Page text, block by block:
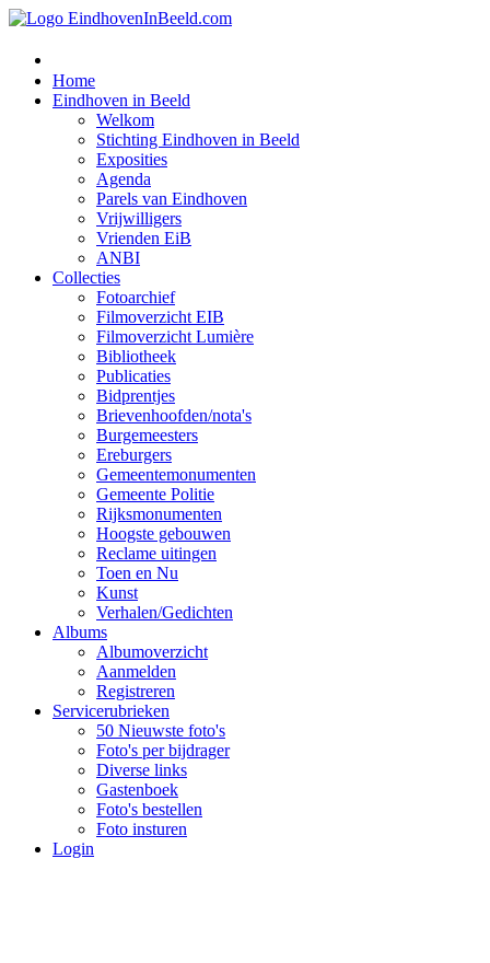
Home
Eindhoven in Beeld
Welkom
Stichting Eindhoven in Beeld
Exposities
Agenda
Parels van Eindhoven
Vrijwilligers
Vrienden EiB
ANBI
Collecties
Fotoarchief
Filmoverzicht EIB
Filmoverzicht Lumière
Bibliotheek
Publicaties
Bidprentjes
Brievenhoofden/nota's
Burgemeesters
Ereburgers
Gemeentemonumenten
Gemeente Politie
Rijksmonumenten
Hoogste gebouwen
Reclame uitingen
Toen en Nu
Kunst
Verhalen/Gedichten
Albums
Albumoverzicht
Aanmelden
Registreren
Servicerubrieken
50 Nieuwste foto's
Foto's per bijdrager
Diverse links
Gastenboek
Foto's bestellen
Foto insturen
Login